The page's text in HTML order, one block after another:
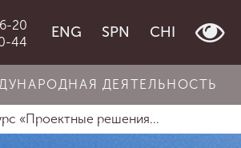
20
44
ENG SPN CHI
ДЕЯТЕЛЬНОСТЬ
«Проектные решения...